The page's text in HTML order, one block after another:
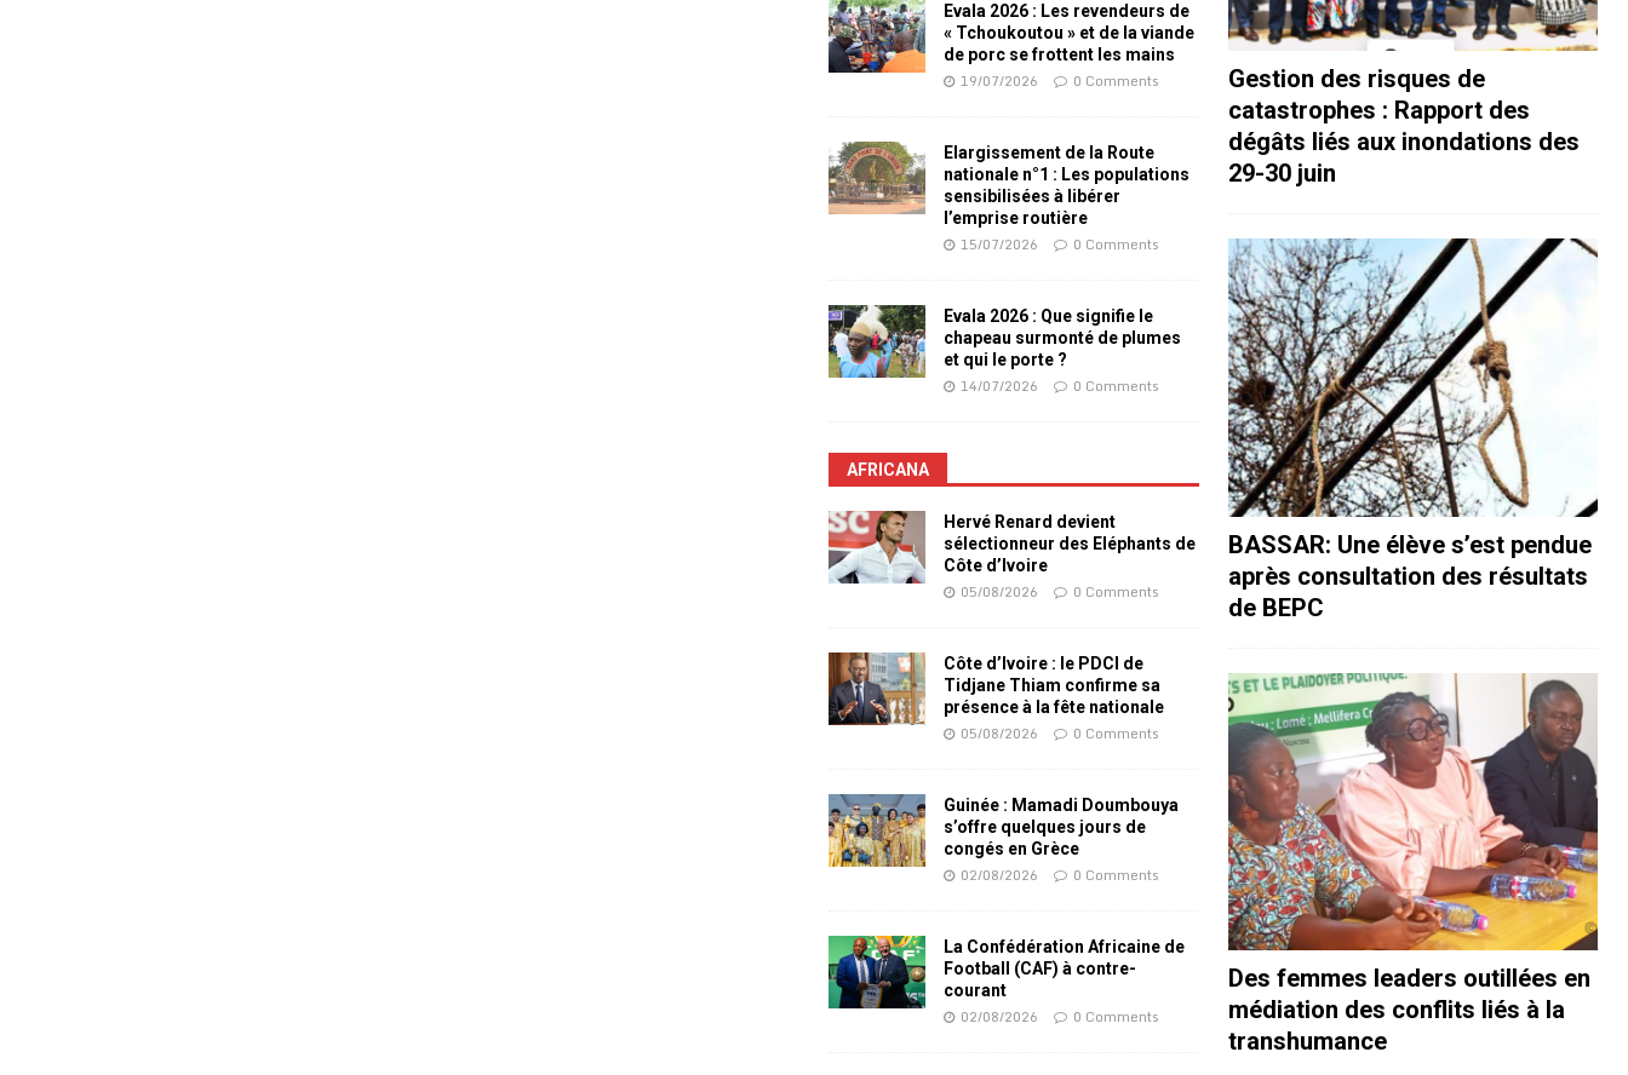
Evala 2026 : Les revendeurs de
« Tchoukoutou » et de la viande
de porc se frottent les mains
19/07/2026 0 Comments
Elargissement de la Route
nationale n°1 : Les populations
sensibilisées à libérer
l’emprise routière
15/07/2026 0 Comments
Evala 2026 : Que signifie le
chapeau surmonté de plumes
et qui le porte ?
14/07/2026 0 Comments
AFRICANA
Hervé Renard devient
sélectionneur des Eléphants de
Côte d’Ivoire
05/08/2026 0 Comments
Côte d’Ivoire : le PDCI de
Tidjane Thiam confirme sa
présence à la fête nationale
05/08/2026 0 Comments
Guinée : Mamadi Doumbouya
s’offre quelques jours de
congés en Grèce
02/08/2026 0 Comments
La Confédération Africaine de
Football (CAF) à contre-
courant
02/08/2026 0 Comments
Gestion des risques de
catastrophes : Rapport des
dégâts liés aux inondations des
29-30 juin
BASSAR: Une élève s’est pendue
après consultation des résultats
de BEPC
Des femmes leaders outillées en
médiation des conflits liés à la
transhumance